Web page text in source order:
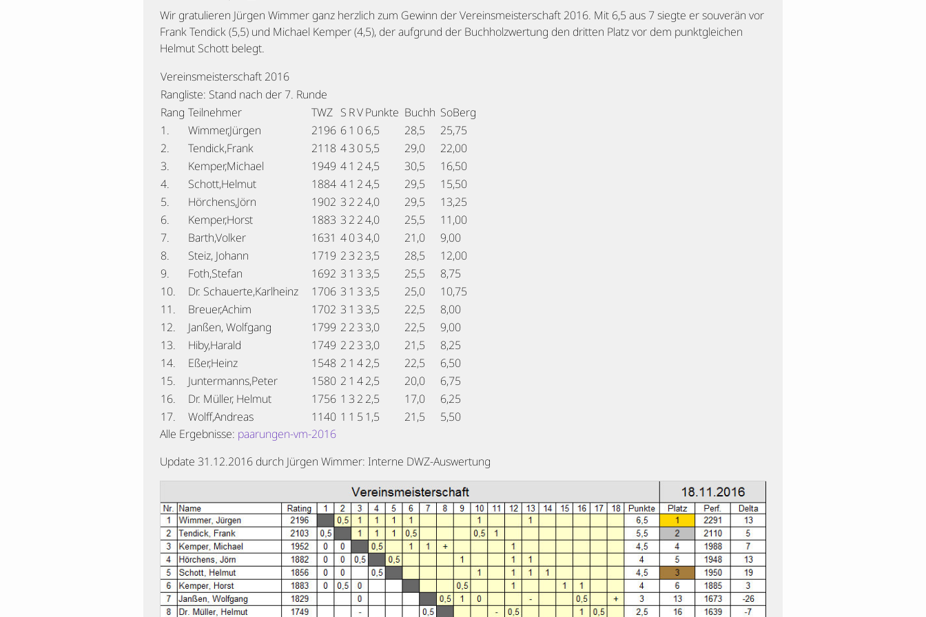
Wir gratulieren Jürgen Wimmer ganz herzlich zum Gewinn der Vereinsmeisterschaft 2016. Mit 6,5 aus 7 siegte er souverän vor
Frank Tendick (5,5) und Michael Kemper (4,5), der aufgrund der Buchholzwertung den dritten Platz vor dem punktgleichen
Helmut Schott belegt.
Vereinsmeisterschaft 2016
Rangliste: Stand nach der 7. Runde
Rang Teilnehmer TWZ S RVPunkte Buchh SoBerg
1.
Wimmer,Jürgen 2196 61 06,5 28,5
25,75
2.
Tendick,Frank 2118 43 05,5 29,0
22,00
3.
Kemper,Michael 1949 41 24,5 30,5
16,50
4.
Schott,Helmut 1884 41 24,5 29,5
15,50
5.
Hörchens,Jörn 1902 3 2 24,0 29,5
13,25
6.
Kemper,Horst 1883 3 2 24,0 25,5
11,00
7.
Barth,Volker 1631 4034,0 21,0
9,00
8.
Steiz, Johann 1719 23 23,5 28,5
12,00
9.
Foth,Stefan 1692 3 1 33,5 25,5
8,75
10.
Dr. Schauerte,Karlheinz 1706 3 1 33,5 25,0
10,75
11.
Breuer,Achim 1702 3 1 33,5 22,5
8,00
12.
Janßen, Wolfgang 1799 2 233,0 22,5
9,00
13.
Hiby,Harald 1749 2 233,0 21,5
8,25
14.
Eßer,Heinz 1548 2 1 42,5 22,5
6,50
15.
Juntermanns,Peter 1580 2 1 42,5 20,0
6,75
16.
Dr. Müller, Helmut 1756 1 3 2 2,5 17,0
6,25
17.
Wolff,Andreas 1140 1 1 5 1,5 21,5
5,50
Alle Ergebnisse: paarungen-vm-2016
Update 31.12.2016 durch Jürgen Wimmer: Interne DWZ-Auswertung